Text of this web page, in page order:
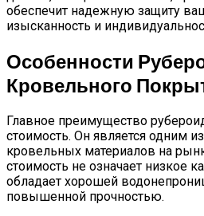
обеспечит надежную защиту
изысканность и
Особенности
Кровельного
Главное преимущество
стоимость. Он является одним
кровельных материалов на
стоимость не означает низкое
обладает хорошей
повышенной прочностью.